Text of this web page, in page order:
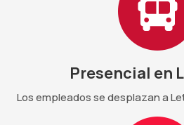
Presencial en
Los empleados se desplazan a